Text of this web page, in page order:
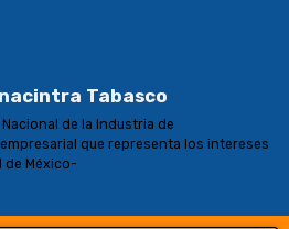
Tabasco
de la Industria de
que representa los intereses
México-